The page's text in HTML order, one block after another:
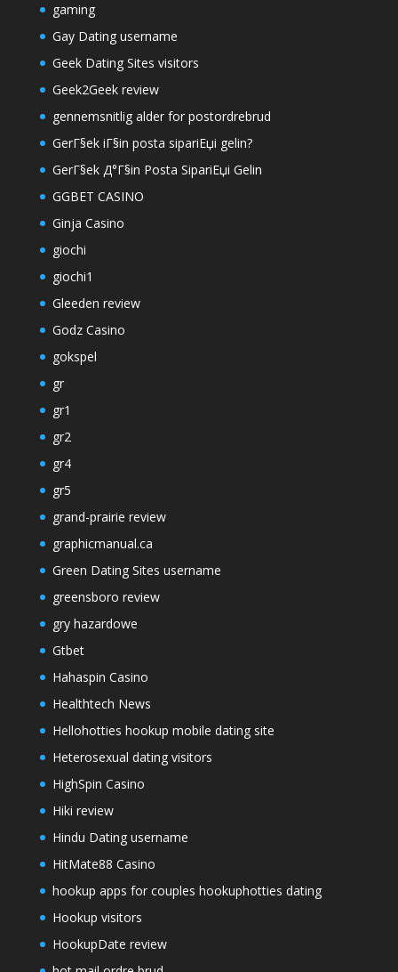
gaming
Gay Dating username
Geek Dating Sites visitors
Geek2Geek review
gennemsnitlig alder for postordrebrud
GerГ§ek iГ§in posta sipariЕџi gelin?
GerГ§ek Д°Г§in Posta SipariЕџi Gelin
GGBET CASINO
Ginja Casino
giochi
giochi1
Gleeden review
Godz Casino
gokspel
gr
gr1
gr2
gr4
gr5
grand-prairie review
graphicmanual.ca
Green Dating Sites username
greensboro review
gry hazardowe
Gtbet
Hahaspin Casino
Healthtech News
Hellohotties hookup mobile dating site
Heterosexual dating visitors
HighSpin Casino
Hiki review
Hindu Dating username
HitMate88 Casino
hookup apps for couples hookuphotties dating
Hookup visitors
HookupDate review